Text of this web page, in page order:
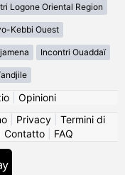
Logone Oriental Region
Kebbi Ouest
Incontri Ouaddaï
| Opinioni
| Privacy| Termini di
Contatto| FAQ